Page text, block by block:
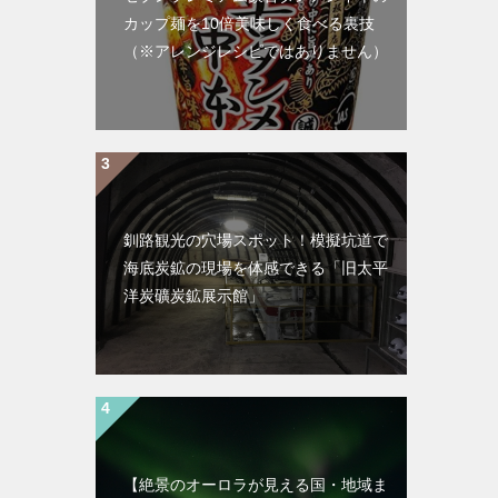
カップ麺を10倍美味しく食べる裏技
（※アレンジレシピではありません）
釧路観光の穴場スポット！模擬坑道で
海底炭鉱の現場を体感できる「旧太平
洋炭礦炭鉱展示館」
【絶景のオーロラが見える国・地域ま